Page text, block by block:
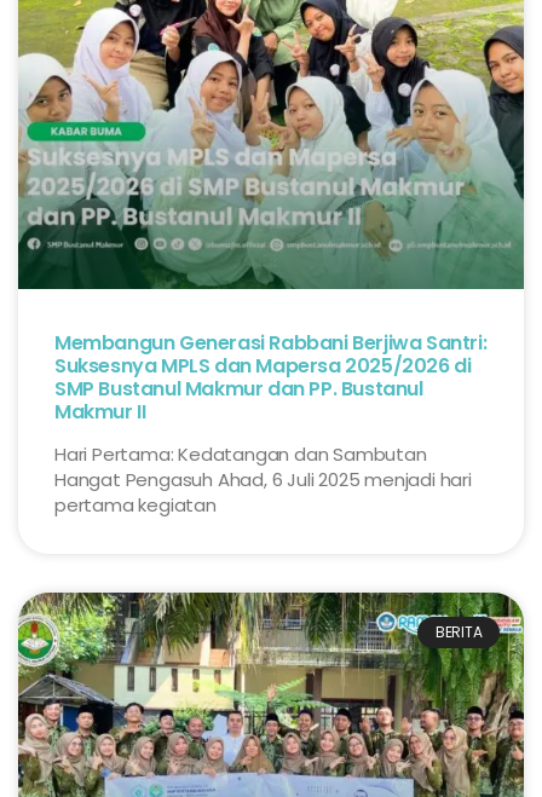
Membangun Generasi Rabbani Berjiwa Santri:
Suksesnya MPLS dan Mapersa 2025/2026 di
SMP Bustanul Makmur dan PP. Bustanul
Makmur II
Hari Pertama: Kedatangan dan Sambutan
Hangat Pengasuh Ahad, 6 Juli 2025 menjadi hari
pertama kegiatan
BERITA